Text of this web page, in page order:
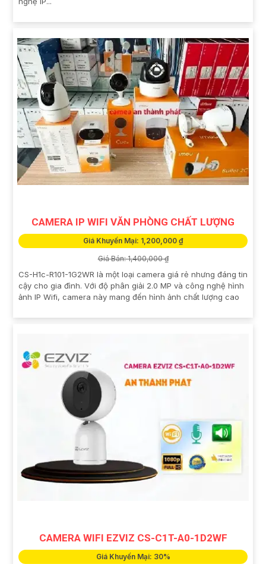
CAMERA IP WIFI VĂN PHÒNG CHẤT LƯỢNG
Giá Khuyến Mại: 1,200,000 ₫
Giá Bán: 1,400,000 ₫
CS-H1c-R101-1G2WR là một loại camera giá rẻ nhưng đáng tin
cậy cho gia đình. Với độ phân giải 2.0 MP và công nghệ hình
ảnh IP Wifi, camera này mang đến hình ảnh chất lượng cao
CAMERA WIFI EZVIZ CS-C1T-A0-1D2WF
Giá Khuyến Mại: 30%